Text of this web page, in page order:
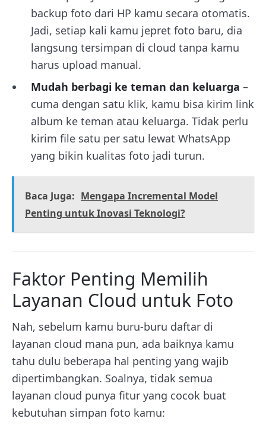
backup foto dari HP kamu secara otomatis.
Jadi, setiap kali kamu jepret foto baru, dia
langsung tersimpan di cloud tanpa kamu
harus upload manual.
Mudah berbagi ke teman dan keluarga –
cuma dengan satu klik, kamu bisa kirim link
album ke teman atau keluarga. Tidak perlu
kirim file satu per satu lewat WhatsApp
yang bikin kualitas foto jadi turun.
Baca Juga: Mengapa Incremental Model
Penting untuk Inovasi Teknologi?
Faktor Penting Memilih
Layanan Cloud untuk Foto
Nah, sebelum kamu buru-buru daftar di
layanan cloud mana pun, ada baiknya kamu
tahu dulu beberapa hal penting yang wajib
dipertimbangkan. Soalnya, tidak semua
layanan cloud punya fitur yang cocok buat
kebutuhan simpan foto kamu: